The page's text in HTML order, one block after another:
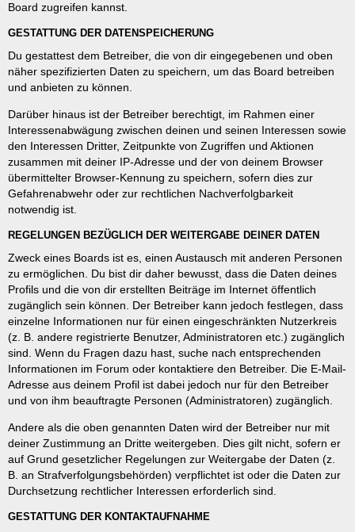
Board zugreifen kannst.
GESTATTUNG DER DATENSPEICHERUNG
Du gestattest dem Betreiber, die von dir eingegebenen und oben
näher spezifizierten Daten zu speichern, um das Board betreiben
und anbieten zu können.
Darüber hinaus ist der Betreiber berechtigt, im Rahmen einer
Interessenabwägung zwischen deinen und seinen Interessen sowie
den Interessen Dritter, Zeitpunkte von Zugriffen und Aktionen
zusammen mit deiner IP-Adresse und der von deinem Browser
übermittelter Browser-Kennung zu speichern, sofern dies zur
Gefahrenabwehr oder zur rechtlichen Nachverfolgbarkeit
notwendig ist.
REGELUNGEN BEZÜGLICH DER WEITERGABE DEINER DATEN
Zweck eines Boards ist es, einen Austausch mit anderen Personen
zu ermöglichen. Du bist dir daher bewusst, dass die Daten deines
Profils und die von dir erstellten Beiträge im Internet öffentlich
zugänglich sein können. Der Betreiber kann jedoch festlegen, dass
einzelne Informationen nur für einen eingeschränkten Nutzerkreis
(z. B. andere registrierte Benutzer, Administratoren etc.) zugänglich
sind. Wenn du Fragen dazu hast, suche nach entsprechenden
Informationen im Forum oder kontaktiere den Betreiber. Die E-Mail-
Adresse aus deinem Profil ist dabei jedoch nur für den Betreiber
und von ihm beauftragte Personen (Administratoren) zugänglich.
Andere als die oben genannten Daten wird der Betreiber nur mit
deiner Zustimmung an Dritte weitergeben. Dies gilt nicht, sofern er
auf Grund gesetzlicher Regelungen zur Weitergabe der Daten (z.
B. an Strafverfolgungsbehörden) verpflichtet ist oder die Daten zur
Durchsetzung rechtlicher Interessen erforderlich sind.
GESTATTUNG DER KONTAKTAUFNAHME